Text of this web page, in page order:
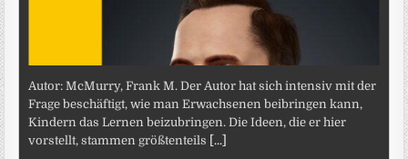
Autor: McMurry, Frank M. Der Autor hat sich intensiv mit der
Frage beschäftigt, wie man Erwachsenen beibringen kann,
Kindern das Lernen beizubringen. Die Ideen, die er hier
vorstellt, stammen größtenteils [...]